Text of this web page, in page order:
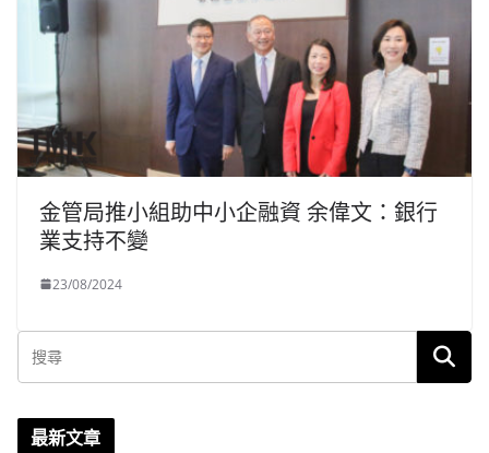
金管局推小組助中小企融資 余偉文：銀行
業支持不變
23/08/2024
最新文章